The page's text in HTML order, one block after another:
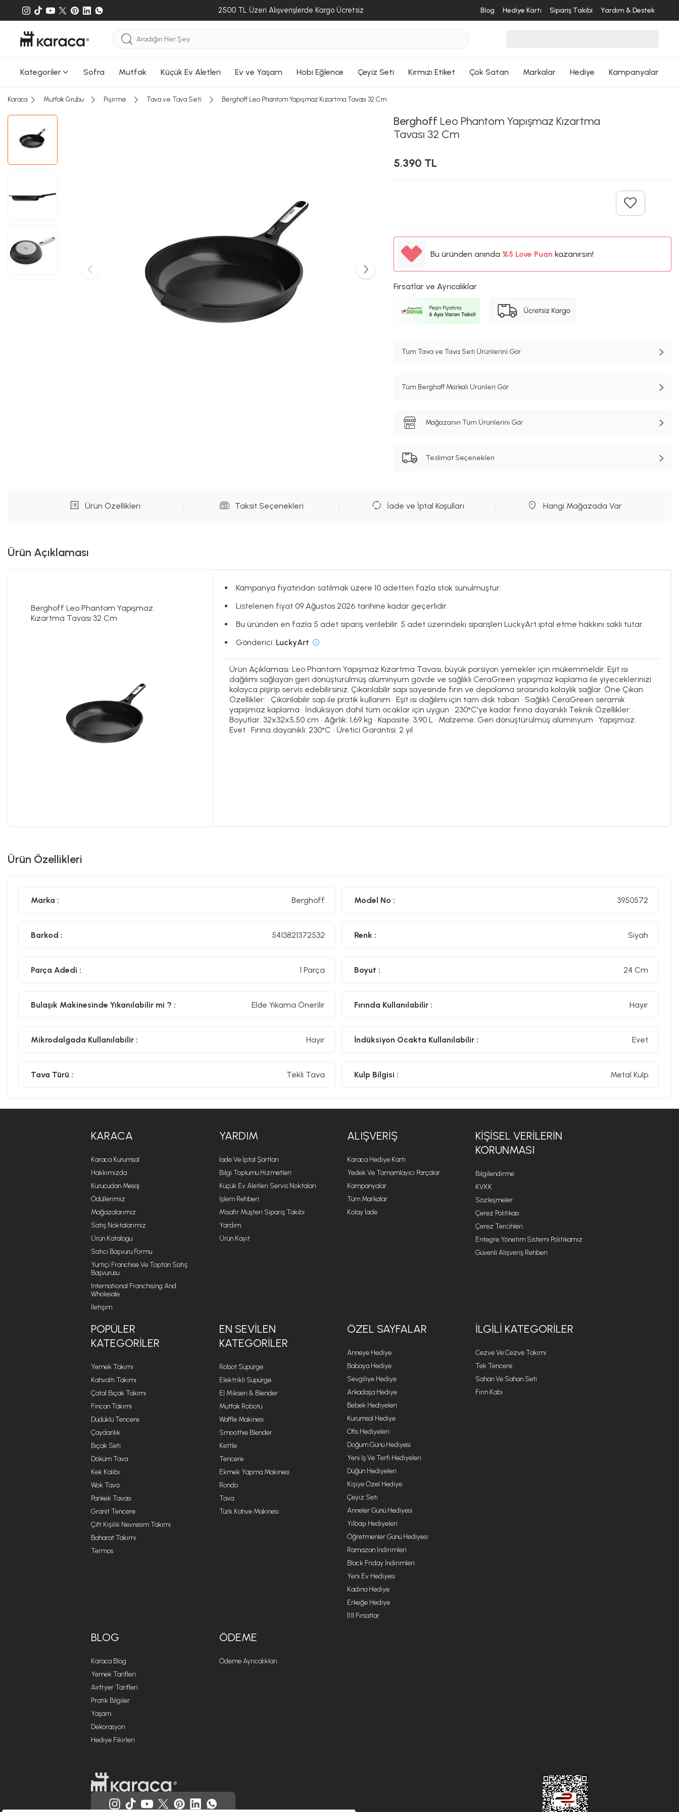
2500 TL Üzeri Alışverişlerde Kargo Ücretsiz Blog Hediye Kartı Sipariş Takibi Yardım & Destek
Kategoriler Sofra Mutfak Küçük Ev Aletleri Ev ve Yaşam Hobi Eğlence Çeyiz Seti Kırmızı Etiket Çok Satan Markalar Hediye Kampanyalar
SEPETE GİT
Karaca Mutfak Grubu Pişirme Tava ve Tava Seti Berghoff Leo Phantom Yapışmaz Kızartma Tavası 32 Cm
Berghoff Leo Phantom Yapışmaz Kızartma
Tavası 32 Cm
5.390 TL
Bu üründen anında %5
%5
Love Puan kazanırsın!
Fırsatlar ve Ayrıcalıklar
Tüm Tava ve Tava Seti Ürünlerini Gör
Tüm Berghoff Markalı Ürünleri Gör
Mağazanın Tüm Ürünlerini Gör
Teslimat Seçenekleri
Ürün Özellikleri Taksit Seçenekleri İade ve İptal Koşulları Hangi Mağazada Var
Ürün Açıklaması
Berghoff Leo Phantom Yapışmaz
Kızartma Tavası 32 Cm
Kampanya fiyatından satılmak üzere 10 adetten fazla stok sunulmuştur.
Listelenen fiyat 09 Ağustos 2026 tarihine kadar geçerlidir.
Bu üründen en fazla 5 adet sipariş verilebilir. 5 adet üzerindeki siparişleri LuckyArt iptal etme hakkını saklı tutar.
Gönderici: LuckyArt
Ürün Açıklaması: Leo Phantom Yapışmaz Kızartma Tavası, büyük porsiyon yemekler için mükemmeldir. Eşit ısı
dağılımı sağlayan geri dönüştürülmüş alüminyum gövde ve sağlıklı CeraGreen yapışmaz kaplama ile yiyeceklerinizi
kolayca pişirip servis edebilirsiniz. Çıkarılabilir sapı sayesinde fırın ve depolama sırasında kolaylık sağlar. Öne Çıkan
Özellikler: • Çıkarılabilir sap ile pratik kullanım • Eşit ısı dağılımı için tam disk taban • Sağlıklı CeraGreen seramik
yapışmaz kaplama • İndüksiyon dahil tüm ocaklar için uygun • 230°C'ye kadar fırına dayanıklı Teknik Özellikler: •
Boyutlar: 32x32x5,50 cm • Ağırlık: 1,69 kg • Kapasite: 3,90 L • Malzeme: Geri dönüştürülmüş alüminyum • Yapışmaz:
Evet • Fırına dayanıklı: 230°C • Üretici Garantisi: 2 yıl
Ürün Özellikleri
Marka : Berghoff Model No : 3950572
Barkod : 5413821372532 Renk : Siyah
Parça Adedi : 1 Parça Boyut : 24 Cm
Bulaşık Makinesinde Yıkanılabilir mi ? : Elde Yıkama Önerilir Fırında Kullanılabilir : Hayır
Mikrodalgada Kullanılabilir : Hayır İndüksiyon Ocakta Kullanılabilir : Evet
Tava Türü : Tekli Tava Kulp Bilgisi : Metal Kulp
SEPETE GİT
SEPETE GİT
KARACA
Karaca Kurumsal
Hakkımızda
Kurucudan Mesaj
Ödüllerimiz
Mağazalarımız
Satış Noktalarımız
Ürün Katalogu
Satıcı Başvuru Formu
Yurtiçi Franchise Ve Toptan Satış
Başvurusu
International Franchising And
Wholesale
İletişim
YARDIM
İade Ve İptal Şartları
Bilgi Toplumu Hizmetleri
Küçük Ev Aletleri Servis Noktaları
İşlem Rehberi
Misafir Müşteri Sipariş Takibi
Yardım
Ürün Kayıt
ALIŞVERIŞ
Karaca Hediye Kartı
Yedek Ve Tamamlayıcı Parçalar
Kampanyalar
Tüm Markalar
Kolay İade
KIŞISEL VERILERIN
KORUNMASI
Bilgilendirme
KVKK
Sözleşmeler
Çerez Politikası
Çerez Tercihleri
Entegre Yönetim Sistemi Politikamız
Güvenli Alışveriş Rehberi
POPÜLER
KATEGORILER
Yemek Takımı
Kahvaltı Takımı
Çatal Bıçak Takımı
Fincan Takımı
Düdüklü Tencere
Çaydanlık
Bıçak Seti
Döküm Tava
Kek Kalıbı
Wok Tava
Pankek Tavası
Granit Tencere
Çift Kişilik Nevresim Takımı
Baharat Takımı
Termos
EN SEVILEN
KATEGORILER
Robot Süpürge
Elektrikli Süpürge
El Mikseri & Blender
Mutfak Robotu
Waffle Makinesi
Smoothie Blender
Kettle
Tencere
Ekmek Yapma Makinesi
Rondo
Tava
Türk Kahve Makinesi
ÖZEL SAYFALAR
Anneye Hediye
Babaya Hediye
Sevgiliye Hediye
Arkadaşa Hediye
Bebek Hediyeleri
Kurumsal Hediye
Ofis Hediyeleri
Doğum Günü Hediyesi
Yeni Iş Ve Terfi Hediyeleri
Düğün Hediyeleri
Kişiye Özel Hediye
Çeyiz Seti
Anneler Günü Hediyesi
Yılbaşı Hediyeleri
Öğretmenler Günü Hediyesi
Ramazan İndirimleri
Black Friday İndirimleri
Yeni Ev Hediyesi
Kadına Hediye
Erkeğe Hediye
11.11 Fırsatlar
İLGILI KATEGORILER
Cezve Ve Cezve Takımı
Tek Tencere
Sahan Ve Sahan Seti
Fırın Kabı
BLOG
Karaca Blog
Yemek Tarifleri
Airfryer Tarifleri
Pratik Bilgiler
Yaşam
Dekorasyon
Hediye Fikirleri
ÖDEME
Ödeme Ayrıcalıkları